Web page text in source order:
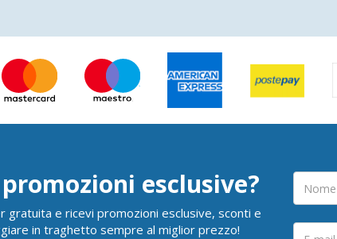
esclusive?
gratuita e ricevi promozioni esclusive, sconti e
in traghetto sempre al miglior prezzo!